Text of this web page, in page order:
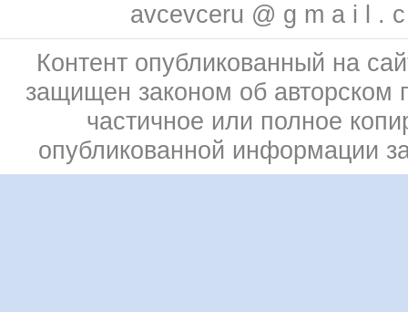
avcevceru @ g m a i l .
Контент опубликованный на
защищен законом об авторском
частичное или полное
опубликованной информации